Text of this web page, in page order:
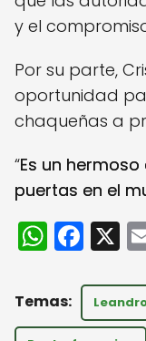
y el
Por su parte,
oportunidad
chaqueñas a
“Es un
puertas en el
W
h
a
ts
F
a
c
e
X